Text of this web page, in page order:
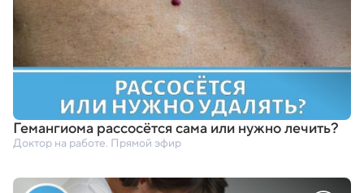
Гемангиома рассосётся сама или нужно лечить?
Доктор на работе. Прямой эфир